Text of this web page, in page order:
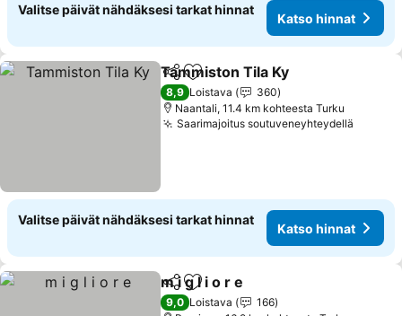
Valitse päivät nähdäksesi tarkat hinnat
Katso hinnat
Jaa Lisää suosikkeihin
Tammiston Tila Ky
8,9 Loistava
360
Naantali, 11.4 km kohteesta Turku
Saarimajoitus soutuveneyhteydellä
Valitse päivät nähdäksesi tarkat hinnat
Katso hinnat
Jaa Lisää suosikkeihin
m i g l i o r e
9,0 Loistava
166